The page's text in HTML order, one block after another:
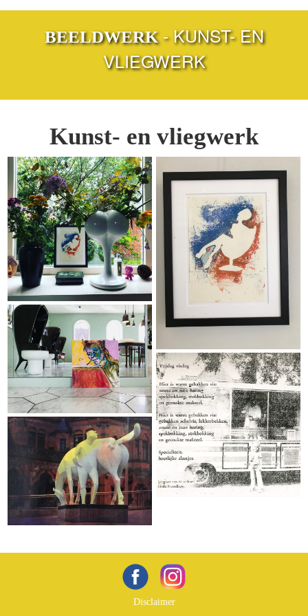
BEELDWERK-KUNST- EN
VLIEGWERK
Kunst- en vliegwerk
Disclaimer